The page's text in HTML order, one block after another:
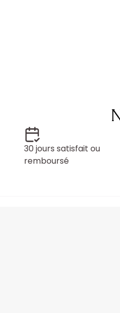
30 jours satisfait ou
remboursé